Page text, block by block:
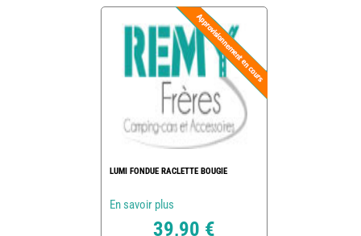
LUMI FONDUE RACLETTE BOUGIE
En savoir plus
39,90 €